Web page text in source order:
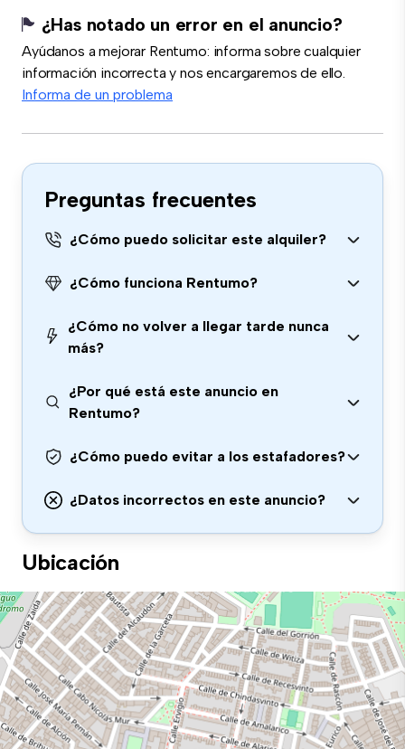
¿Has notado un error en el anuncio?
Ayúdanos a mejorar Rentumo: informa sobre cualquier
información incorrecta y nos encargaremos de ello.
Informa de un problema
Preguntas frecuentes
¿Cómo puedo solicitar este alquiler?
¿Cómo funciona Rentumo?
¿Cómo no volver a llegar tarde nunca
más?
¿Por qué está este anuncio en
Rentumo?
¿Cómo puedo evitar a los estafadores?
¿Datos incorrectos en este anuncio?
Ubicación